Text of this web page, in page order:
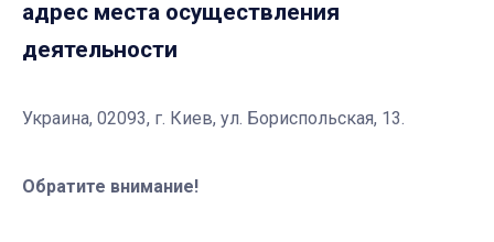
адрес места осуществления
деятельности
Украина, 02093, г. Киев, ул. Бориспольская, 13.
Обратите внимание!